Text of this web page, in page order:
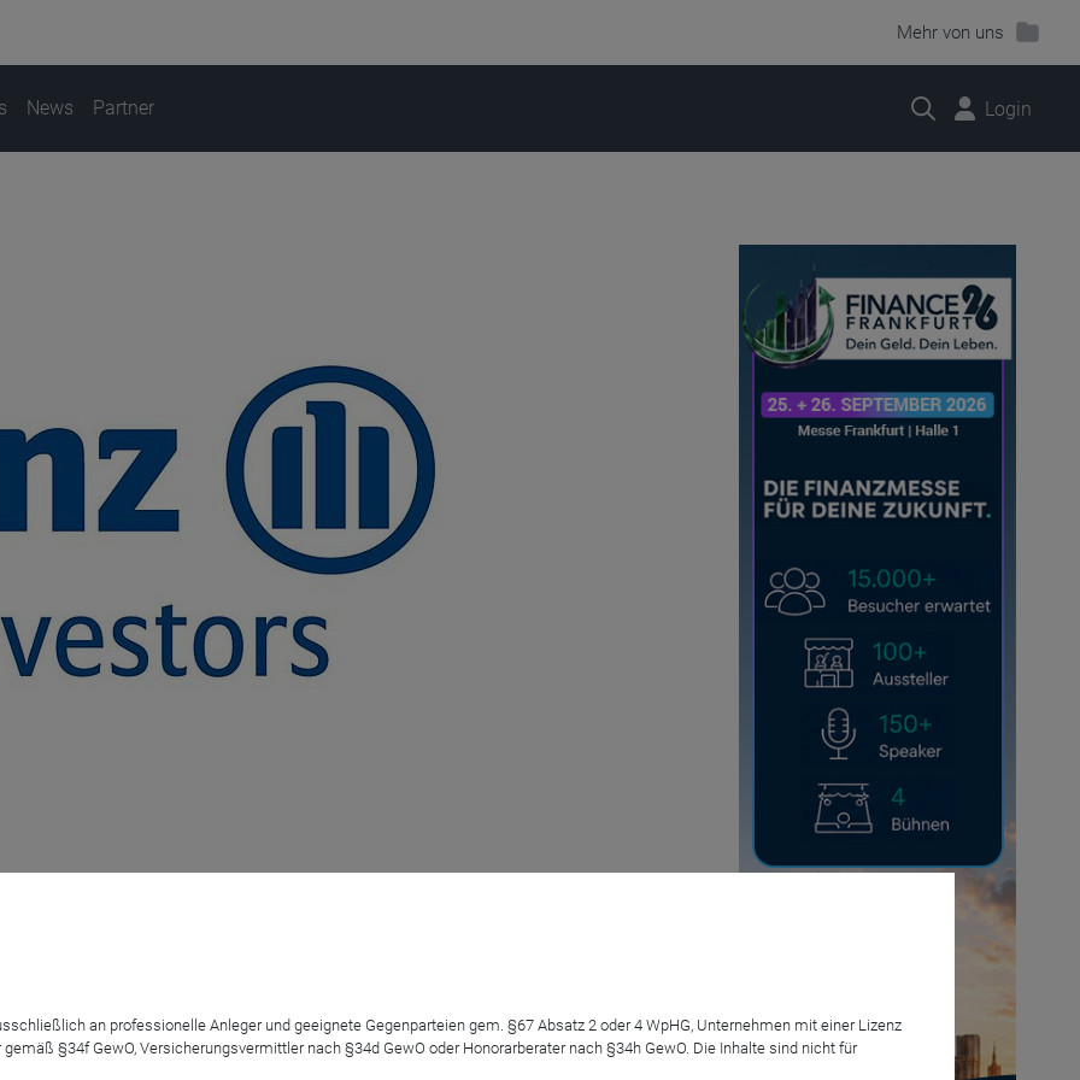
Mehr von uns
Suche Login
News Partner
Anmelden
an professionelle Anleger und geeignete Gegenparteien gem. §67 Absatz 2 oder 4 WpHG, Unternehmen mit einer Lizenz
§34f GewO, Versicherungsvermittler nach §34d GewO oder Honorarberater nach §34h GewO. Die Inhalte sind nicht für